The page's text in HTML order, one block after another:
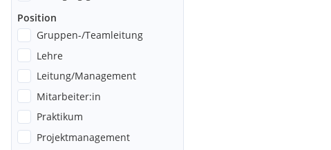
Position
Gruppen-/Teamleitung
Lehre
Leitung/Management
Mitarbeiter:in
Praktikum
Projektmanagement